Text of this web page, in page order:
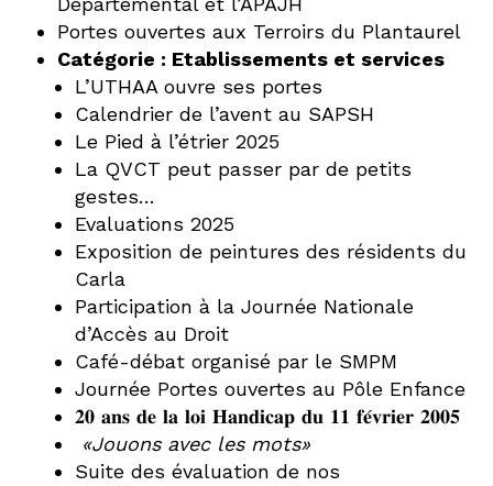
Portes ouvertes aux Terroirs du Plantaurel
Catégorie : Etablissements et services
L’UTHAA ouvre ses portes
Calendrier de l’avent au SAPSH
Le Pied à l’étrier 2025
La QVCT peut passer par de petits
gestes…
Evaluations 2025
Exposition de peintures des résidents du
Carla
Participation à la Journée Nationale
d’Accès au Droit
Café-débat organisé par le SMPM
Journée Portes ouvertes au Pôle Enfance
𝟐𝟎 𝐚𝐧𝐬 𝐝𝐞 𝐥𝐚 𝐥𝐨𝐢 𝐇𝐚𝐧𝐝𝐢𝐜𝐚𝐩 𝐝𝐮 𝟏𝟏 𝐟𝐞́𝐯𝐫𝐢𝐞𝐫 𝟐𝟎𝟎𝟓
«Jouons avec les mots»
Suite des évaluation de nos